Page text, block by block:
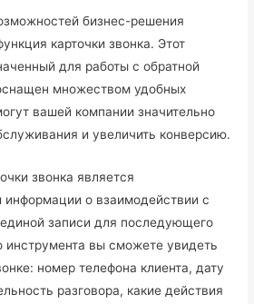
бизнес-решения
карточки звонка. Этот
для работы с обратной
множеством удобных
вашей компании значительно
и увеличить конверсию.
звонка является
информации о взаимодействии с
записи для последующего
инструмента вы сможете увидеть
номер телефона клиента, дату
разговора, какие действия